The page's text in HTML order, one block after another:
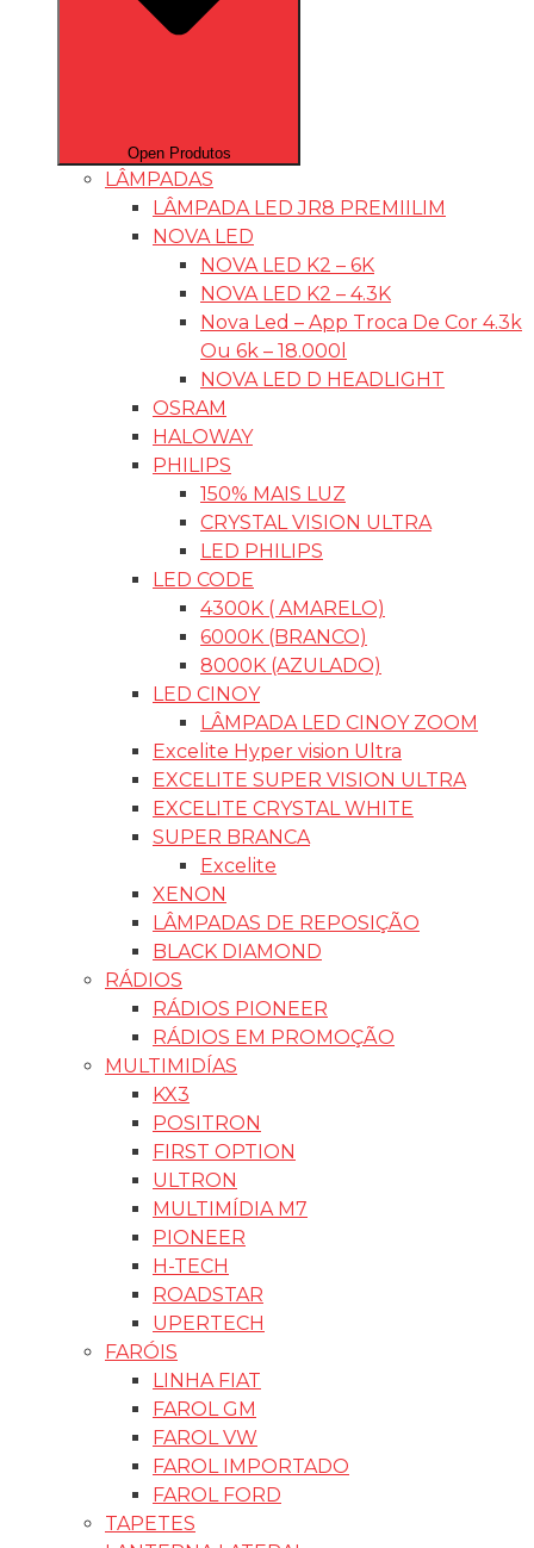
Open Produtos
LÂMPADAS
LÂMPADA LED JR8 PREMIILIM
NOVA LED
NOVA LED K2 – 6K
NOVA LED K2 – 4.3K
Nova Led – App Troca De Cor 4.3k
Ou 6k – 18.000l
NOVA LED D HEADLIGHT
OSRAM
HALOWAY
PHILIPS
150% MAIS LUZ
CRYSTAL VISION ULTRA
LED PHILIPS
LED CODE
4300K ( AMARELO)
6000K (BRANCO)
8000K (AZULADO)
LED CINOY
LÂMPADA LED CINOY ZOOM
Excelite Hyper vision Ultra
EXCELITE SUPER VISION ULTRA
EXCELITE CRYSTAL WHITE
SUPER BRANCA
Excelite
XENON
LÂMPADAS DE REPOSIÇÃO
BLACK DIAMOND
RÁDIOS
RÁDIOS PIONEER
RÁDIOS EM PROMOÇÃO
MULTIMIDÍAS
KX3
POSITRON
FIRST OPTION
ULTRON
MULTIMÍDIA M7
PIONEER
H-TECH
ROADSTAR
UPERTECH
FARÓIS
LINHA FIAT
FAROL GM
FAROL VW
FAROL IMPORTADO
FAROL FORD
TAPETES